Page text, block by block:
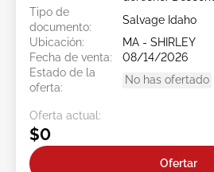
Tipo de
documento:
Salvage Idaho
Ubicación:
MA - SHIRLEY
Fecha de venta:
08/14/2026
Estado de la
oferta:
No has ofertado
Oferta actual:
$0
Ofertar